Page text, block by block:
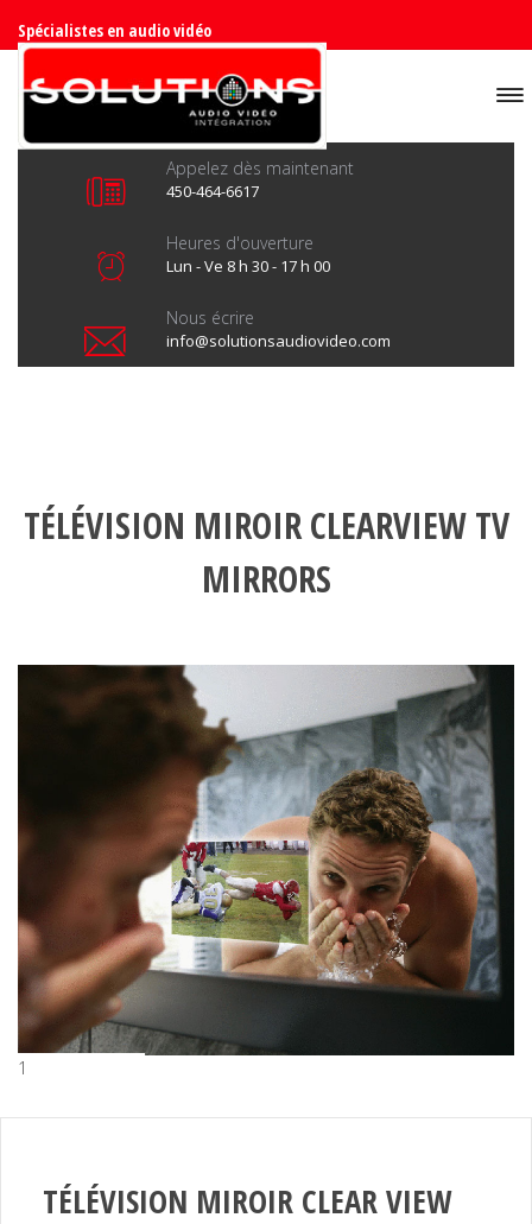
Spécialistes en audio vidéo
TÉLÉVISION MIROIR CLEARVIEW TV
MIRRORS
Appelez dès maintenant
450-464-6617
Heures d'ouverture
Lun - Ve 8 h 30 - 17 h 00
Nous écrire
info@solutionsaudiovideo.com
1
TÉLÉVISION MIROIR CLEAR VIEW